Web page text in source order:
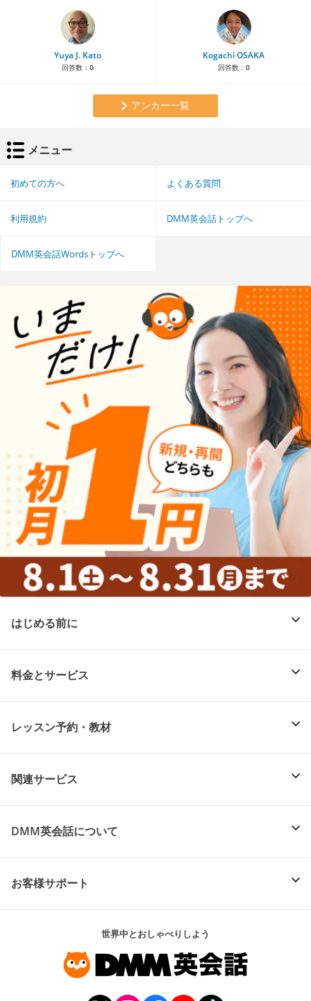
Yuya J. Kato
回答数： 0
Kogachi OSAKA
回答数： 0
アンカー一覧
メニュー
初めての方へ よくある質問
利用規約 DMM英会話トップへ
DMM英会話Wordsトップへ
はじめる前に
料金とサービス
レッスン予約・教材
関連サービス
DMM英会話について
お客様サポート
世界中とおしゃべりしよう